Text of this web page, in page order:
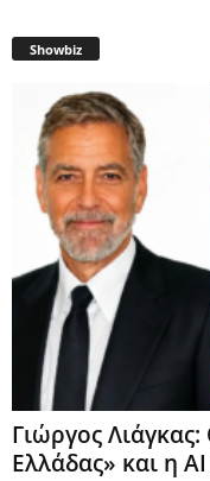
Showbiz
Γιώργος
Ελλάδας» και η